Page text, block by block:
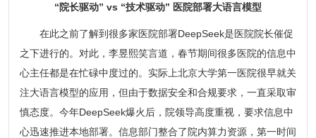
“院长驱动” vs “技术驱动” 医院部署大语言模型
在此之前了解到很多家医院部署DeepSeek是医院院长催促
之下进行的。对此，李昱熙笑言道，春节期间很多医院的信息中
心主任都是在忙碌中度过的。实际上北京大学第一医院很早就关
注大语言模型的应用，但由于数据安全和合规要求，一直采取审
慎态度。今年DeepSeek爆火后，院领导高度重视，要求信息中
心迅速推进本地部署。信息部门整合了院内算力资源，第一时间